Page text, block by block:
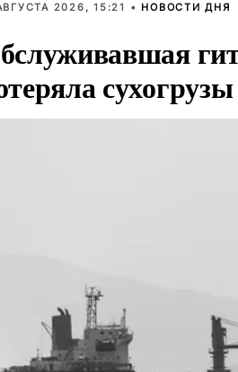
2026, 15:21 • НОВОСТИ ДНЯ